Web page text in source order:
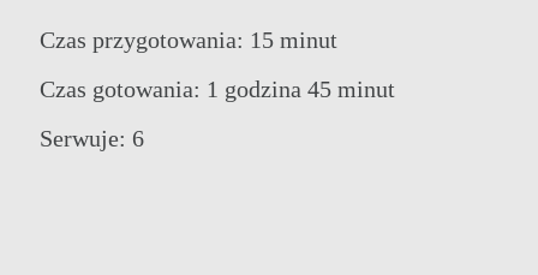
Czas przygotowania: 15 minut
Czas gotowania: 1 godzina 45 minut
Serwuje: 6